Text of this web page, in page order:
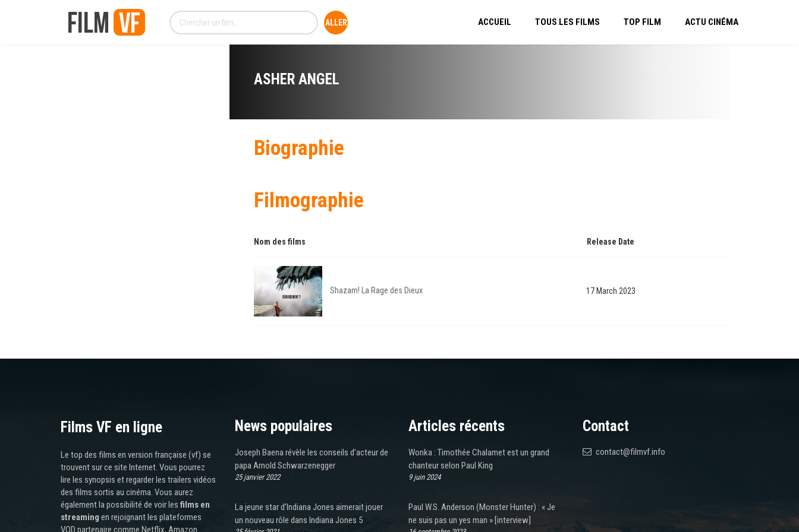
ACCUEIL TOUS LES FILMS TOP FILM ACTU CINÉMA
ASHER ANGEL
Biographie
Filmographie
Nom des films Release Date
Shazam! La Rage des Dieux 17 March 2023
Films VF en ligne
Le top des films en version française (vf) se
trouvent sur ce site Internet. Vous pourrez
lire les synopsis et regarder les trailers vidéos
des films sortis au cinéma. Vous aurez
également la possibilité de voir les films en
streaming en rejoignant les plateformes
VOD partenaire comme Netflix, Amazon
News populaires
Joseph Baena révèle les conseils d’acteur de
papa Arnold Schwarzenegger
25 janvier 2022
La jeune star d’Indiana Jones aimerait jouer
un nouveau rôle dans Indiana Jones 5
Articles récents
Wonka : Timothée Chalamet est un grand
chanteur selon Paul King
9 juin 2024
Paul W.S. Anderson (Monster Hunter) : « Je
ne suis pas un yes man » [interview]
Contact
contact@filmvf.info